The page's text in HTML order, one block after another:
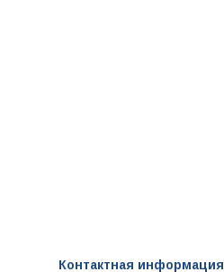
Контактная информация